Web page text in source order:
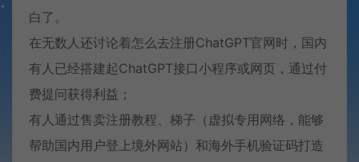
白了。
在无数人还讨论着怎么去注册ChatGPT官网时，国内
有人已经搭建起ChatGPT接口小程序或网页，通过付
费提问获得利益；
有人通过售卖注册教程、梯子（虚拟专用网络，能够
帮助国内用户登上境外网站）和海外手机验证码打造